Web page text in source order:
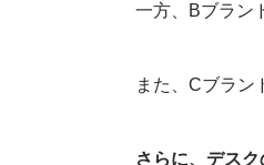
一方、Bブラン
また、Cブラン
さらに、デス